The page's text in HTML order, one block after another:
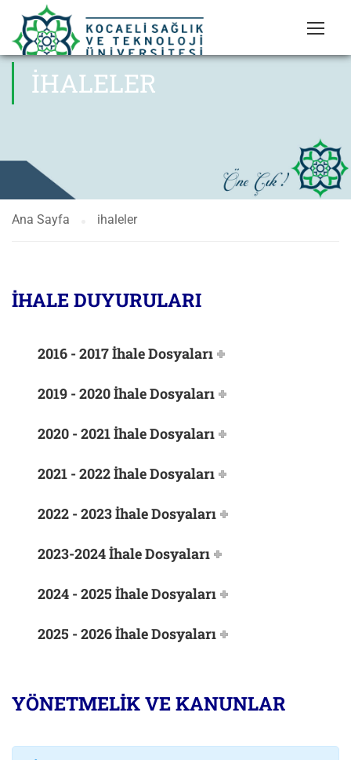
IHALELER
Ana Sayfa ihaleler
İHALE DUYURULARI
2016 - 2017 İhale Dosyaları
2019 - 2020 İhale Dosyaları
2020 - 2021 İhale Dosyaları
2021 - 2022 İhale Dosyaları
2022 - 2023 İhale Dosyaları
2023-2024 İhale Dosyaları
2024 - 2025 İhale Dosyaları
2025 - 2026 İhale Dosyaları
YÖNETMELİK VE KANUNLAR